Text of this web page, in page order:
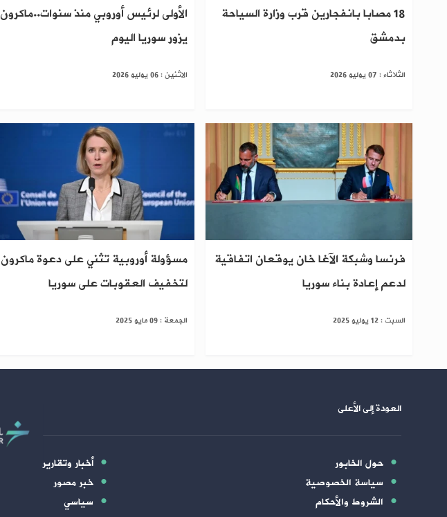
18 مصابا بانفجارين قرب وزارة السياحة
بدمشق
الثلاثاء : 07 يوليو 2026
الأولى لرئيس أوروبي منذ سنوات..ماكرون
يزور سوريا اليوم
الاثنين : 06 يوليو 2026
فرنسا وشبكة الآغا خان يوقعان اتفاقية
لدعم إعادة بناء سوريا
السبت : 12 يوليو 2025
مسؤولة أوروبية تثني على دعوة ماكرون
لتخفيف العقوبات على سوريا
الجمعة : 09 مايو 2025
العودة إلى الأعلى
حول الخابور
سياسة الخصوصية
الشروط والأحكام
أخبار وتقارير
خبر مصور
سياسي